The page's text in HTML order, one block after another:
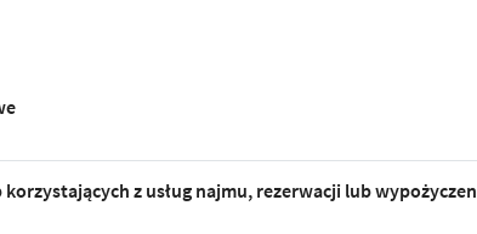
z usług najmu, rezerwacji lub